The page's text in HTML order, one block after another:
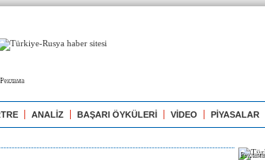
Реклама
ANALİZ BAŞARI ÖYKÜLERİ VİDEO PİYASALAR
Реклама